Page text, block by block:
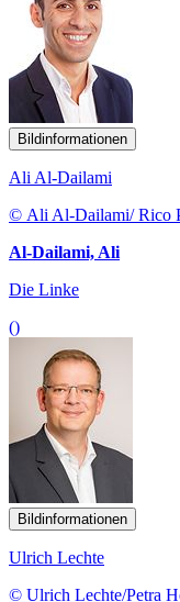
Bildinformationen
Ali Al-Dailami
© Ali Al-Dailami/ Rico
Al-Dailami, Ali
Die Linke
()
Bildinformationen
Ulrich Lechte
© Ulrich Lechte/Petra